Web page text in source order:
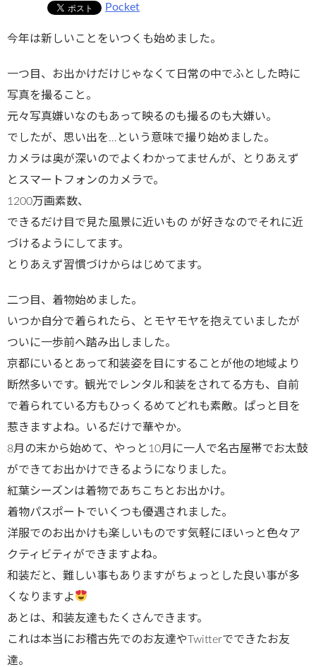
Pocket
今年は新しいことをいつくも始めました。
一つ目、お出かけだけじゃなくて日常の中でふとした時に
写真を撮ること。
元々写真嫌いなのもあって映るのも撮るのも大嫌い。
でしたが、思い出を…という意味で撮り始めました。
カメラは奥が深いのでよくわかってませんが、とりあえず
とスマートフォンのカメラで。
1200万画素数、
できるだけ目で見た風景に近いもの が好きなのでそれに近
づけるようにしてます。
とりあえず習慣づけからはじめてます。
二つ目、着物始めました。
いつか自分で着られたら、とモヤモヤを抱えていましたが
ついに一歩前へ踏み出しました。
京都にいるとあって和装姿を目にすることが他の地域より
断然多いです。観光でレンタル和装をされてる方も、自前
で着られている方もひっくるめてどれも素敵。ぱっと目を
惹きますよね。いるだけで華やか。
8月の末から始めて、やっと10月に一人で名古屋帯でお太鼓
ができてお出かけできるようになりました。
紅葉シーズンは着物であちこちとお出かけ。
着物パスポートでいくつも優遇されました。
洋服でのお出かけも楽しいものです気軽にほいっと色々ア
クティビティができますよね。
和装だと、難しい事もありますがちょっとした良い事が多
くなりますよ
あとは、和装友達もたくさんできます。
これは本当にお稽古先でのお友達やTwitterでできたお友
達。